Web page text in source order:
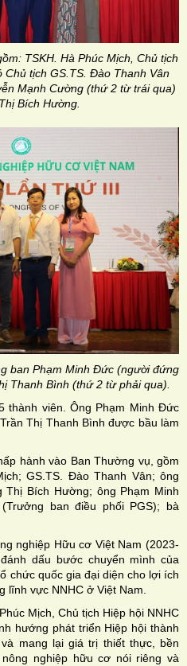
TSKH. Hà Phúc Mịch, Chủ tịch
tịch GS.TS. Đào Thanh Vân
Mạnh Cường (thứ 2 từ trái qua)
Bích Hường.
ban Phạm Minh Đức (người đứng
Thanh Bình (thứ 2 từ phải qua).
thành viên. Ông Phạm Minh Đức
Thị Thanh Bình được bầu làm
hành vào Ban Thường vụ, gồm
GS.TS. Đào Thanh Vân; ông
Bích Hường; ông Phạm Minh
ban điều phối PGS); bà
nghiệp Hữu cơ Việt Nam (2023-
dấu bước chuyển mình của
chức quốc gia đại diện cho lợi ích
lĩnh vực NNHC ở Việt Nam.
Mịch, Chủ tịch Hiệp hội NNHC
hướng phát triển Hiệp hội thành
mang lại giá trị thiết thực, bền
nghiệp hữu cơ nói riêng và